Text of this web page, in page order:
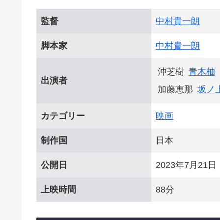
監督 中村貴一朗
脚本家 中村貴一朗
出演者
沖芝樹 青木柚
加藤恵那 坂ノ
カテゴリー 映画
制作国 日本
公開日 2023年7月21日
上映時間 88分